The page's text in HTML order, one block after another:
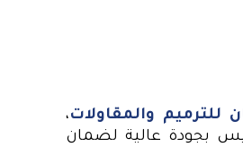
والمقاولات،
بجودة عالية لضمان